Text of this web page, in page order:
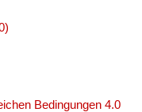
Bedingungen 4.0